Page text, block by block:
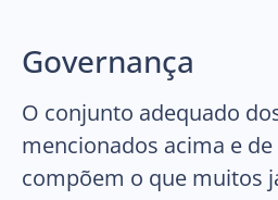
Governança
O conjunto adequado
mencionados acima e
compõem o que muitos